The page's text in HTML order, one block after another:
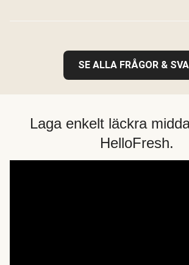
SE ALLA FRÅGOR &
Laga enkelt läckra
HelloFresh.